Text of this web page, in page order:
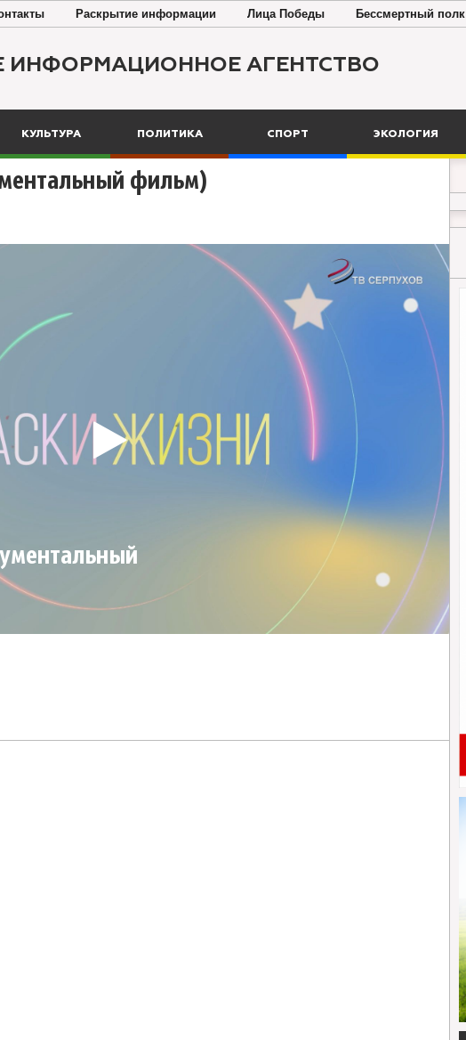
Раскрытие информации Лица Победы Бессмертный полк
ИНФОРМАЦИОННОЕ АГЕНТСТВО
КУЛЬТУРА ПОЛИТИКА СПОРТ ЭКОЛОГИЯ
фильм)